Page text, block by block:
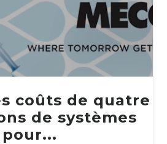
coûts de quatre
de systèmes
pour...